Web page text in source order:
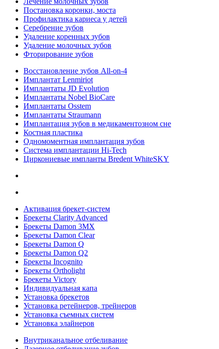
Постановка коронки, моста
Профилактика кариеса у детей
Серебрение зубов
Удаление коренных зубов
Удаление молочных зубов
Фторирование зубов
Восстановление зубов All‑on‑4
Имплантат Lenmiriot
Имплантаты JD Evolution
Имплантаты Nobel BioСare
Имплантаты Osstem
Имплантаты Straumann
Имплантация зубов в медикаментозном сне
Костная пластика
Одномоментная имплантация зубов
Система имплантации Hi-Tech
Циркониевые импланты Bredent WhiteSKY
Активация брекет-систем
Брекеты Clarity Advanced
Брекеты Damon 3MX
Брекеты Damon Clear
Брекеты Damon Q
Брекеты Damon Q2
Брекеты Incognito
Брекеты Ortholight
Брекеты Victory
Индивидуальная капа
Установка брекетов
Установка ретейнеров, трейнеров
Установка съемных систем
Установка элайнеров
Внутриканальное отбеливание